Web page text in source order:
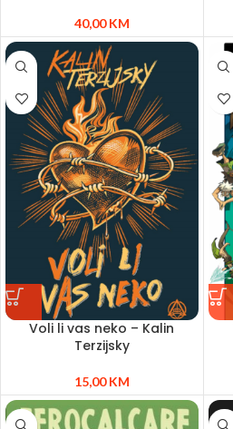
40,00KM
Voli li vas neko – Kalin
Terzijsky
15,00KM